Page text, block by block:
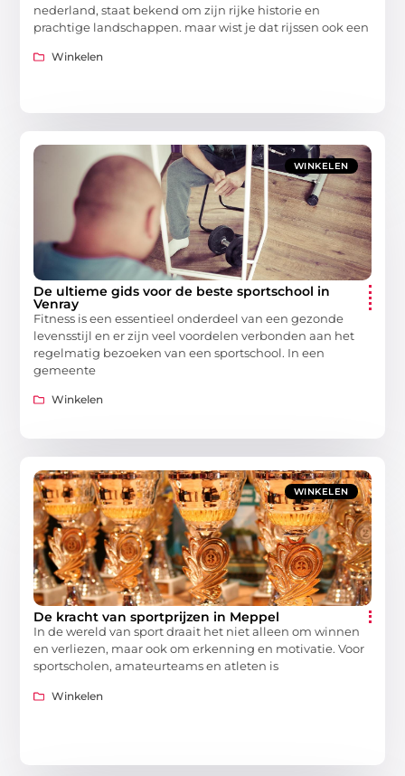
nederland, staat bekend om zijn rijke historie en
prachtige landschappen. maar wist je dat rijssen ook een
Winkelen
WINKELEN
De ultieme gids voor de beste sportschool in
Venray
Fitness is een essentieel onderdeel van een gezonde
levensstijl en er zijn veel voordelen verbonden aan het
regelmatig bezoeken van een sportschool. In een
gemeente
Winkelen
WINKELEN
De kracht van sportprijzen in Meppel
In de wereld van sport draait het niet alleen om winnen
en verliezen, maar ook om erkenning en motivatie. Voor
sportscholen, amateurteams en atleten is
Winkelen